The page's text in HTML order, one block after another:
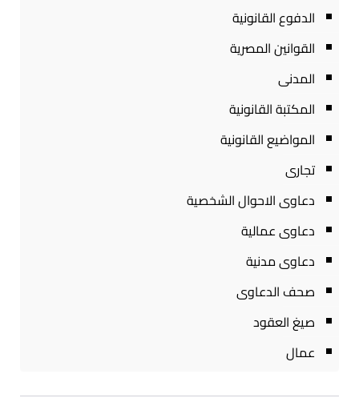
الدفوع القانونية
القوانين المصرية
المدنى
المكتبة القانونية
المواضيع القانونية
تجارى
دعاوى الاحوال الشخصية
دعاوى عمالية
دعاوى مدنية
صحف الدعاوى
صيغ العقود
عمال